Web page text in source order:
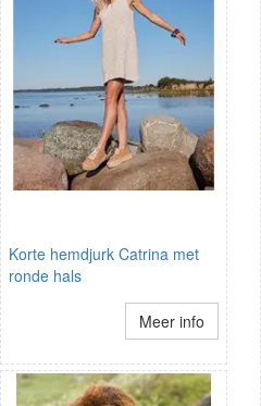
Korte hemdjurk Catrina met
ronde hals
Meer info